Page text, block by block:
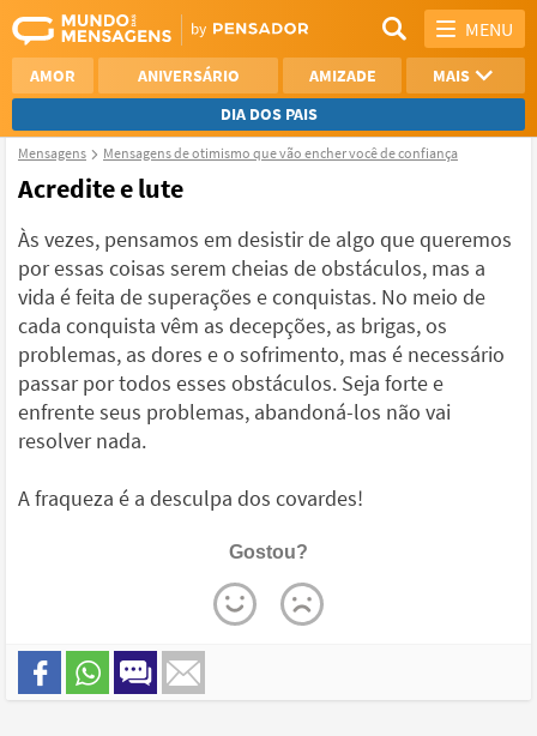
MENU
AMOR ANIVERSÁRIO AMIZADE
MAIS
DIA DOS PAIS
REFLEXÃO
NAMORO
VER TODAS
Mensagens Mensagens de otimismo que vão encher você de confiança
Acredite e lute
Às vezes, pensamos em desistir de algo que queremos
por essas coisas serem cheias de obstáculos, mas a
vida é feita de superações e conquistas. No meio de
cada conquista vêm as decepções, as brigas, os
problemas, as dores e o sofrimento, mas é necessário
passar por todos esses obstáculos. Seja forte e
enfrente seus problemas, abandoná-los não vai
resolver nada.
A fraqueza é a desculpa dos covardes!
Gostou?